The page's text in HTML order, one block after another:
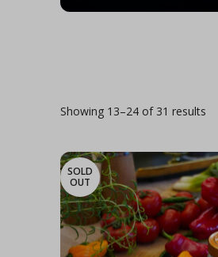
Showing 13–24 of 31 results
SOLD
OUT